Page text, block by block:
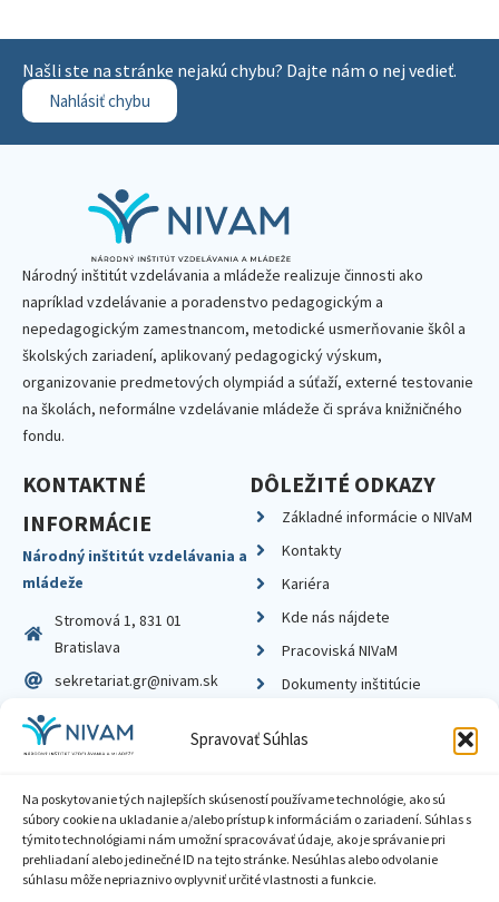
Spravovať Súhlas
Na poskytovanie tých najlepších skúseností používame technológie, ako sú
súbory cookie na ukladanie a/alebo prístup k informáciám o zariadení. Súhlas s
týmito technológiami nám umožní spracovávať údaje, ako je správanie pri
prehliadaní alebo jedinečné ID na tejto stránke. Nesúhlas alebo odvolanie
súhlasu môže nepriaznivo ovplyvniť určité vlastnosti a funkcie.
Našli ste na stránke nejakú chybu? Dajte nám o nej vedieť.
Nahlásiť chybu
Národný inštitút vzdelávania a mládeže realizuje činnosti ako
napríklad vzdelávanie a poradenstvo pedagogickým a
nepedagogickým zamestnancom, metodické usmerňovanie škôl a
školských zariadení, aplikovaný pedagogický výskum,
organizovanie predmetových olympiád a súťaží, externé testovanie
na školách, neformálne vzdelávanie mládeže či správa knižničného
fondu.
KONTAKTNÉ
INFORMÁCIE
Národný inštitút vzdelávania a
mládeže
Stromová 1, 831 01
Bratislava
sekretariat.gr@nivam.sk
IČO: 00164348
DIČ: 2020798714
DÔLEŽITÉ ODKAZY
Základné informácie o NIVaM
Kontakty
Kariéra
Kde nás nájdete
Pracoviská NIVaM
Dokumenty inštitúcie
Zásady ochrany súkromia